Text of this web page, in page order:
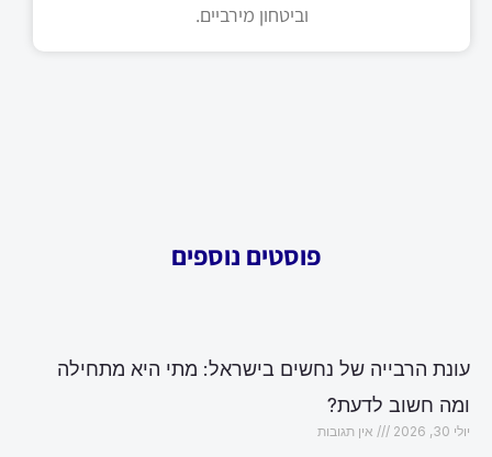
וביטחון מירביים.
פוסטים נוספים
עונת הרבייה של נחשים בישראל: מתי היא מתחילה
ומה חשוב לדעת?
יולי 30, 2026 אין תגובות